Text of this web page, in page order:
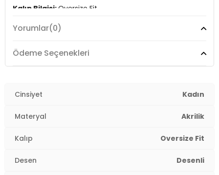
Kalıp Bilgisi:Oversize Fit
Manken Bedeni:
2DK4615579.07
Yorumlar(0)
Ödeme Seçenekleri
Cinsiyet Kadın
Materyal Akrilik
Kalıp Oversize Fit
Desen Desenli